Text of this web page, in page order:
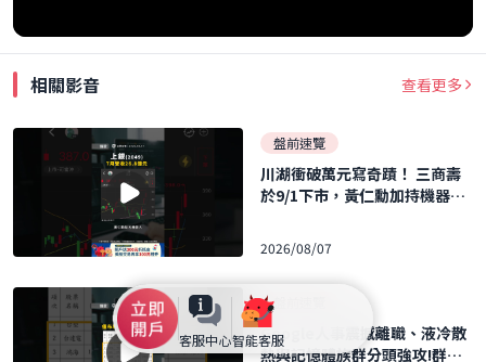
客服中心智能客服
相關影音 查看更多
盤前速覽
川湖衝破萬元寫奇蹟！ 三商壽
於9/1下市，黃仁勳加持機器人
6.08.07
2026/08/07
盤前速覽
Google人事震撼離職、液冷散
熱與記憶體族群分頭強攻!群聯